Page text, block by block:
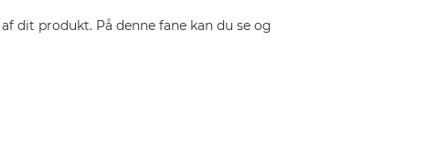
dit produkt. På denne fane kan du se og